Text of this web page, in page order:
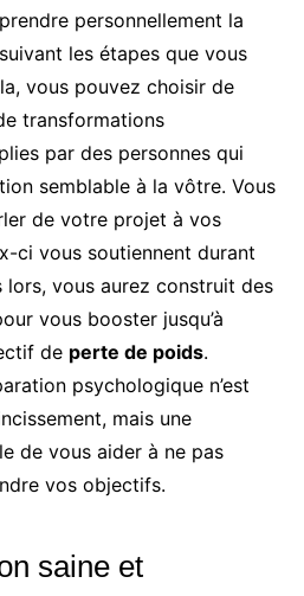
personnellement la
les étapes que vous
vous pouvez choisir de
transformations
par des personnes qui
semblable à la vôtre. Vous
de votre projet à vos
ci vous soutiennent durant
lors, vous aurez construit des
vous booster jusqu’à
de perte de poids.
psychologique n’est
mais une
de vous aider à ne pas
vos objectifs.
saine et